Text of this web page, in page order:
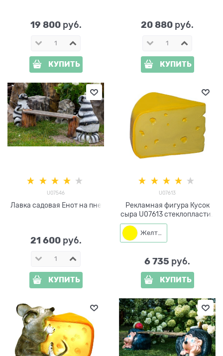
19 800 руб.
КУПИТЬ
20 880 руб.
КУПИТЬ
U07546
Лавка садовая Енот на пне
21 600 руб.
КУПИТЬ
U07613
Рекламная фигура Кусок
сыра U07613 стеклопластик
47*40*33 см
Желтый
6 735 руб.
КУПИТЬ